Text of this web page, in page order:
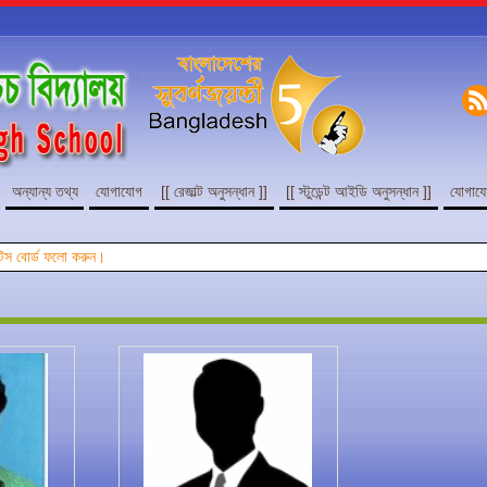
অন্যান্য তথ্য যোগাযোগ [[ রেজাল্ট অনুসন্ধান ]] [[ স্টুডেন্ট আইডি অনুসন্ধান ]]
বোর্ড ফলো করুন।